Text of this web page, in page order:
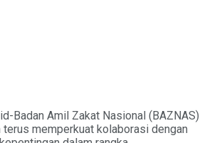
Badan Amil Zakat Nasional (BAZNAS)
terus memperkuat kolaborasi dengan